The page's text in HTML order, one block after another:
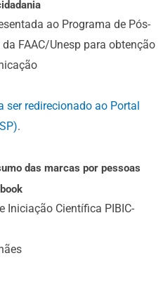
ao Programa de Pós-
FAAC/Unesp para obtenção
ser redirecionado ao Portal
.
das marcas por pessoas
Iniciação Científica PIBIC-